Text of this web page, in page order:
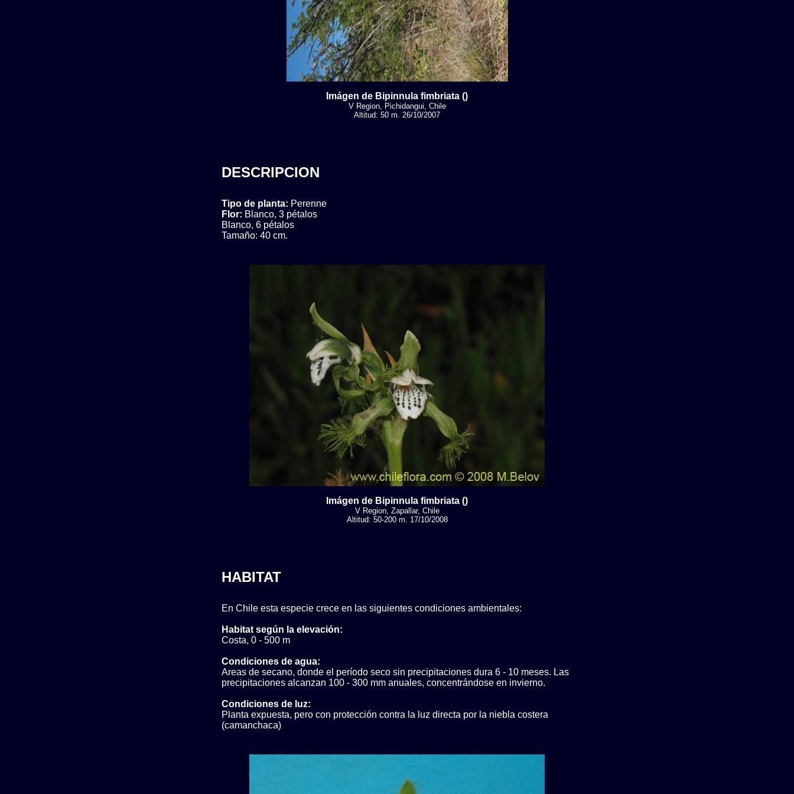
Imágen de Bipinnula fimbriata ()
V Region, Pichidangui, Chile
Altitud: 50 m. 26/10/2007
DESCRIPCION
Tipo de planta: Perenne
Flor: Blanco, 3 pétalos
Blanco, 6 pétalos
Tamaño: 40 cm.
Imágen de Bipinnula fimbriata ()
V Region, Zapallar, Chile
Altitud: 50-200 m. 17/10/2008
HABITAT
En Chile esta especie crece en las siguientes condiciones ambientales:
Habitat según la elevación:
Costa, 0 - 500 m
Condiciones de agua:
Areas de secano, donde el período seco sin precipitaciones dura 6 - 10 meses. Las
precipitaciones alcanzan 100 - 300 mm anuales, concentrándose en invierno.
Condiciones de luz:
Planta expuesta, pero con protección contra la luz directa por la niebla costera
(camanchaca)